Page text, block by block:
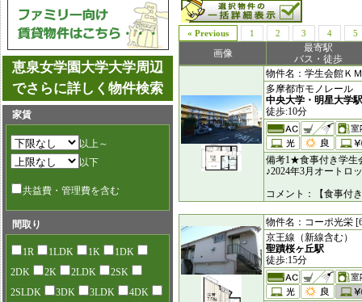
« Previous 1 2 3 4 5
画像
最寄駅
バス・徒歩
物件名：学生会館Ｋ
多摩都市モノレール
中央大学・明星大学駅
徒歩:10分
備考1★食事付き学生
♪2024年3月オートロ
コメント：【食事付
物件名：コーポ光栄
京王線（新線含む）
聖蹟桜ヶ丘駅
徒歩:15分
恵泉女学園大学大学周辺
でさらに詳しく物件検索
家賃
以上～
以下
共益費・管理費を含む
間取り
1R 1LDK 1K
1DK
2DK
2K 2LDK
2SK
2SLDK
3DK 3LDK
4DK